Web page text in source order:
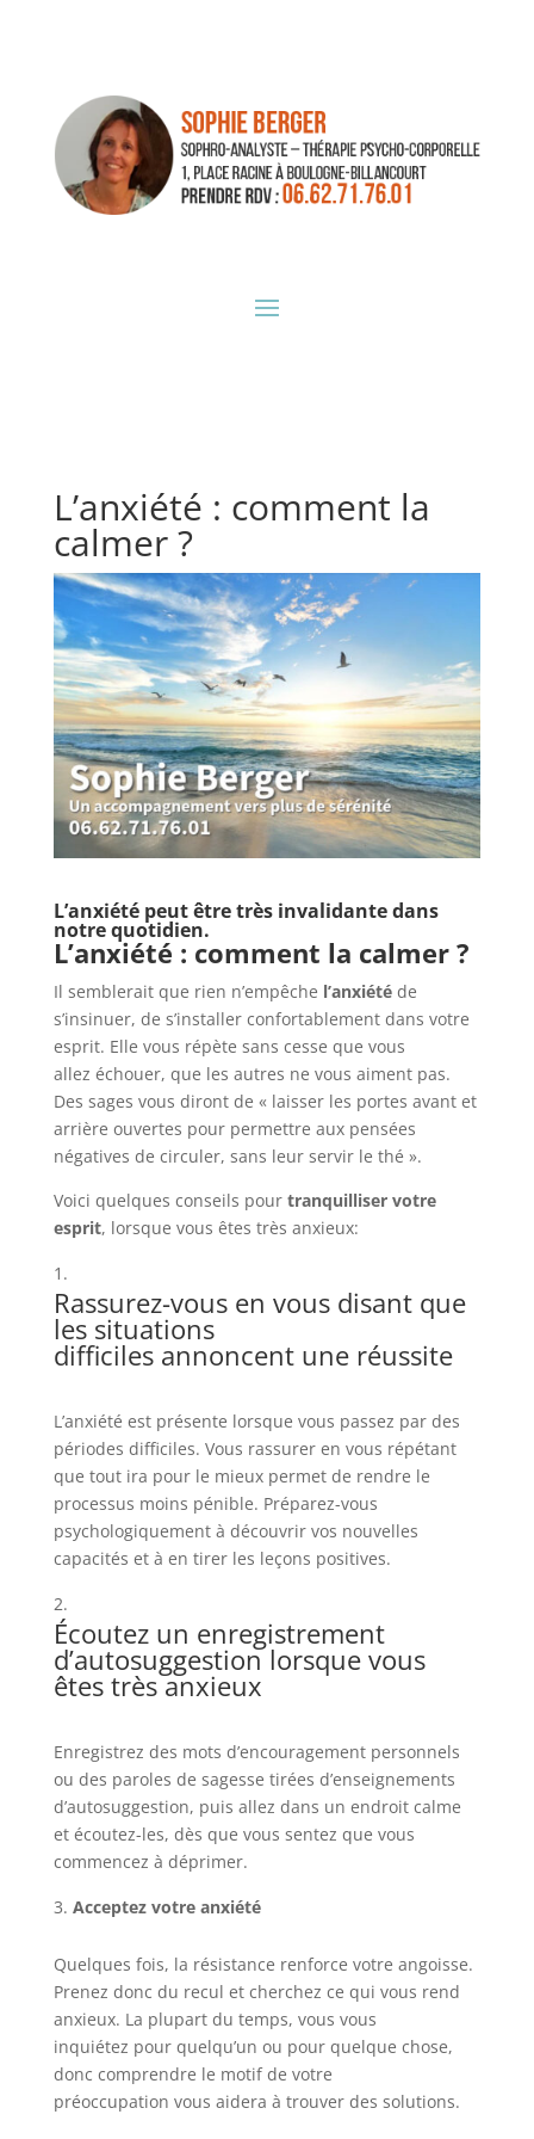
L’anxiété : comment la
calmer ?
L’anxiété peut être très invalidante dans
notre quotidien.
L’anxiété : comment la calmer ?
Il semblerait que rien n’empêche l’anxiétéde
s’insinuer, de s’installer confortablement dans votre
esprit. Elle vous répète sans cesse que vous
allez échouer, que les autres ne vous aiment pas.
Des sages vous diront de « laisser les portes avant et
arrière ouvertes pour permettre aux pensées
négatives de circuler, sans leur servir le thé ».
Voici quelques conseils pour tranquilliser votre
esprit, lorsque vous êtes très anxieux:
Rassurez-vous en vous disant que
les situations
difficiles annoncent une réussite
L’anxiété est présente lorsque vous passez par des
périodes difficiles. Vous rassurer en vous répétant
que tout ira pour le mieux permet de rendre le
processus moins pénible. Préparez-vous
psychologiquement à découvrir vos nouvelles
capacités et à en tirer les leçons positives.
Écoutez un enregistrement
d’autosuggestion lorsque vous
êtes très anxieux
Enregistrez des mots d’encouragement personnels
ou des paroles de sagesse tirées d’enseignements
d’autosuggestion, puis allez dans un endroit calme
et écoutez-les, dès que vous sentez que vous
commencez à déprimer.
Acceptez votre anxiété
Quelques fois, la résistance renforce votre angoisse.
Prenez donc du recul et cherchez ce qui vous rend
anxieux. La plupart du temps, vous vous
inquiétez pour quelqu’un ou pour quelque chose,
donc comprendre le motif de votre
préoccupation vous aidera à trouver des solutions.